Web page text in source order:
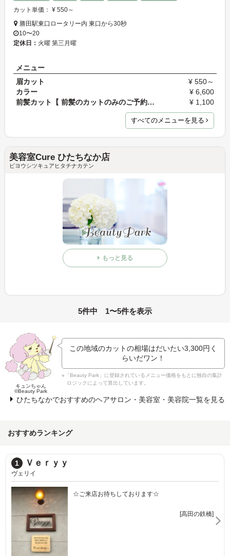
カット単価： ¥ 550～
勝田駅東口ロータリー内 東口から30秒
10〜20
定休日： 火曜 第三月曜
メニュー
眉カット
¥ 550～
カラー
¥ 6,600
前髪カット【 前髪のカットのみのご予約の方はお電話…
¥ 1,100
すべてのメニューを見る
美容室Cure ひたちなか店
ビヨウシツキュアヒタチナカテン
もっと見る
5件中 1〜5件を表示
キュンちゃん
©Beauty Park
この地域のカットの相場はだいたい3,300円 く
らいだワン！
※「Beauty Park」に登録されているメニュー価格をもとに独自の集計
ロジックによって算出しています。
ひたちなかでおすすめのヘアサロン・美容室・美容院一覧を見る
おすすめランキング
ちしております☆ 気軽に立ち寄れる癒しのプライベ